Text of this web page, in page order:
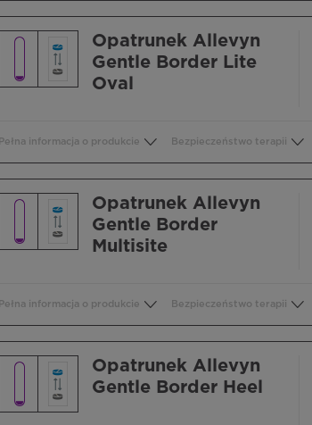
Opatrunek Allevyn
Gentle Border Lite
Oval
Pełna informacja o produkcie Bezpieczeństwo terapii
Opatrunek Allevyn
Gentle Border
Multisite
Pełna informacja o produkcie Bezpieczeństwo terapii
Opatrunek Allevyn
Gentle Border Heel